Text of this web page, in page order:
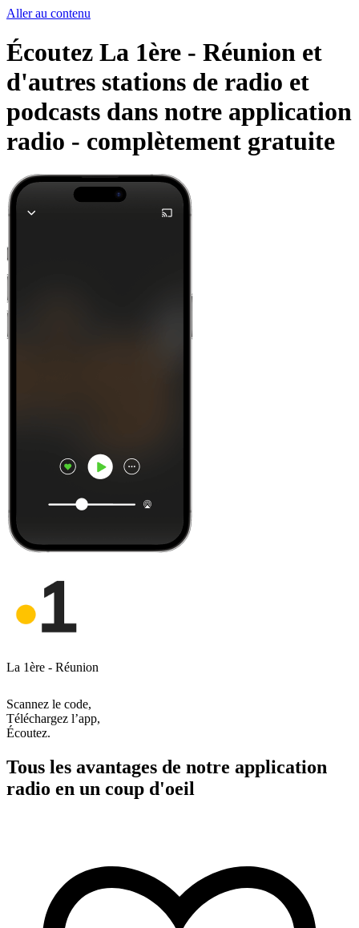
Aller au contenu
Écoutez La 1ère - Réunion et
d'autres stations de radio et
podcasts dans notre application
radio - complètement gratuite
La 1ère - Réunion
Scannez le code,
Téléchargez l’app,
Écoutez.
Tous les avantages de notre application
radio en un coup d'oeil